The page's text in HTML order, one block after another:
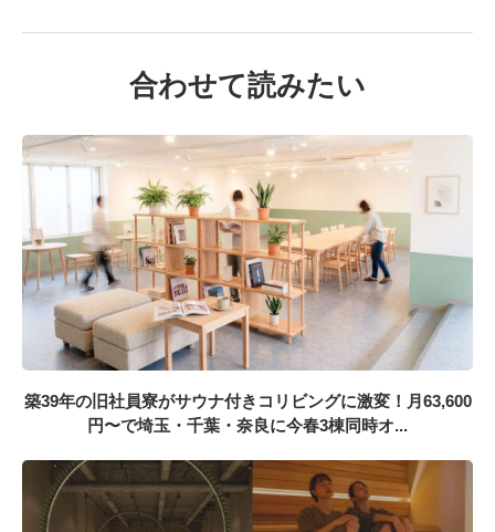
合わせて読みたい
築39年の旧社員寮がサウナ付きコリビングに激変！月63,600
円〜で埼玉・千葉・奈良に今春3棟同時オ...